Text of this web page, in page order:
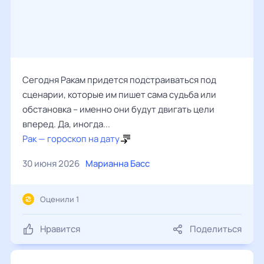
Сегодня Ракам придется подстраиваться под
сценарии, которые им пишет сама судьба или
обстановка – именно они будут двигать цели
вперед. Да, иногда...
Рак — гороскоп на дату
30 июня 2026 Марианна Басс
Нравится Поделиться
Оценили 1